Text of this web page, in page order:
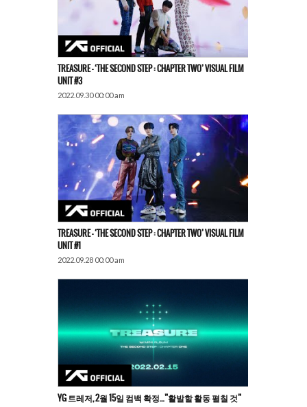
TREASURE – ‘THE SECOND STEP : CHAPTER TWO’ VISUAL FILM
UNIT #3
2022.09.30 00:00 am
TREASURE – ‘THE SECOND STEP : CHAPTER TWO’ VISUAL FILM
UNIT #1
2022.09.28 00:00 am
YG 트레저, 2월 15일 컴백 확정…”활발할 활동 펼칠 것”